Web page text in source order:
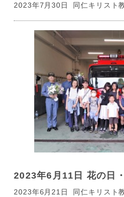
2023年7月30日 同仁キリスト
2023年6月11日 花の日
2023年6月21日 同仁キリスト